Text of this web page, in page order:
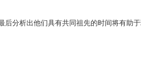
分析出他们具有共同祖先的时间将有助